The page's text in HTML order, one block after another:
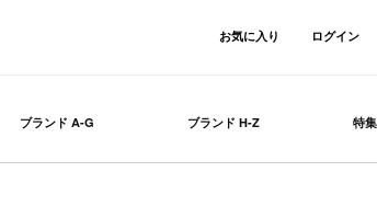
お気に入り ログイン
ブランド A-G ブランド H-Z 特集